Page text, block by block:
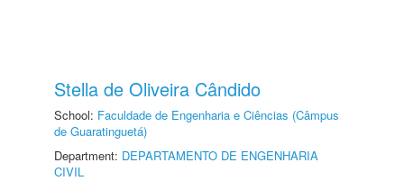
Stella de Oliveira Cândido
School: Faculdade de Engenharia e Ciências (Câmpus
de Guaratinguetá)
Department: DEPARTAMENTO DE ENGENHARIA
CIVIL